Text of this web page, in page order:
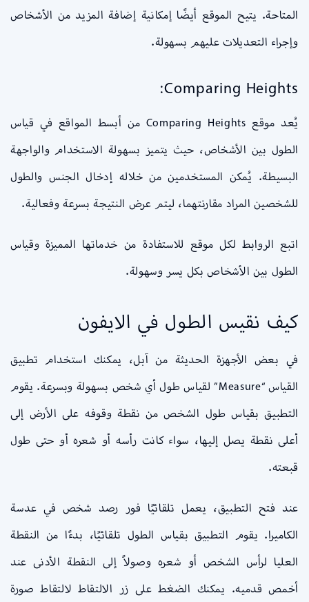
المتاحة. يتيح الموقع أيضًا إمكانية إضافة المزيد من الأشخاص
وإجراء التعديلات عليهم بسهولة.
Comparing Heights:
يُعد موقع Comparing Heights من أبسط المواقع في قياس
الطول بين الأشخاص، حيث يتميز بسهولة الاستخدام والواجهة
البسيطة. يُمكن المستخدمين من خلاله إدخال الجنس والطول
للشخصين المراد مقارنتهما، ليتم عرض النتيجة بسرعة وفعالية.
اتبع الروابط لكل موقع للاستفادة من خدماتها المميزة وقياس
الطول بين الأشخاص بكل يسر وسهولة.
كيف نقيس الطول في الايفون
في بعض الأجهزة الحديثة من آبل، يمكنك استخدام تطبيق
القياس “Measure” لقياس طول أي شخص بسهولة وبسرعة. يقوم
التطبيق بقياس طول الشخص من نقطة وقوفه على الأرض إلى
أعلى نقطة يصل إليها، سواء كانت رأسه أو شعره أو حتى طول
قبعته.
عند فتح التطبيق، يعمل تلقائيًا فور رصد شخص في عدسة
الكاميرا. يقوم التطبيق بقياس الطول تلقائيًا، بدءًا من النقطة
العليا لرأس الشخص أو شعره وصولاً إلى النقطة الأدنى عند
أخمص قدميه. يمكنك الضغط على زر الالتقاط لالتقاط صورة